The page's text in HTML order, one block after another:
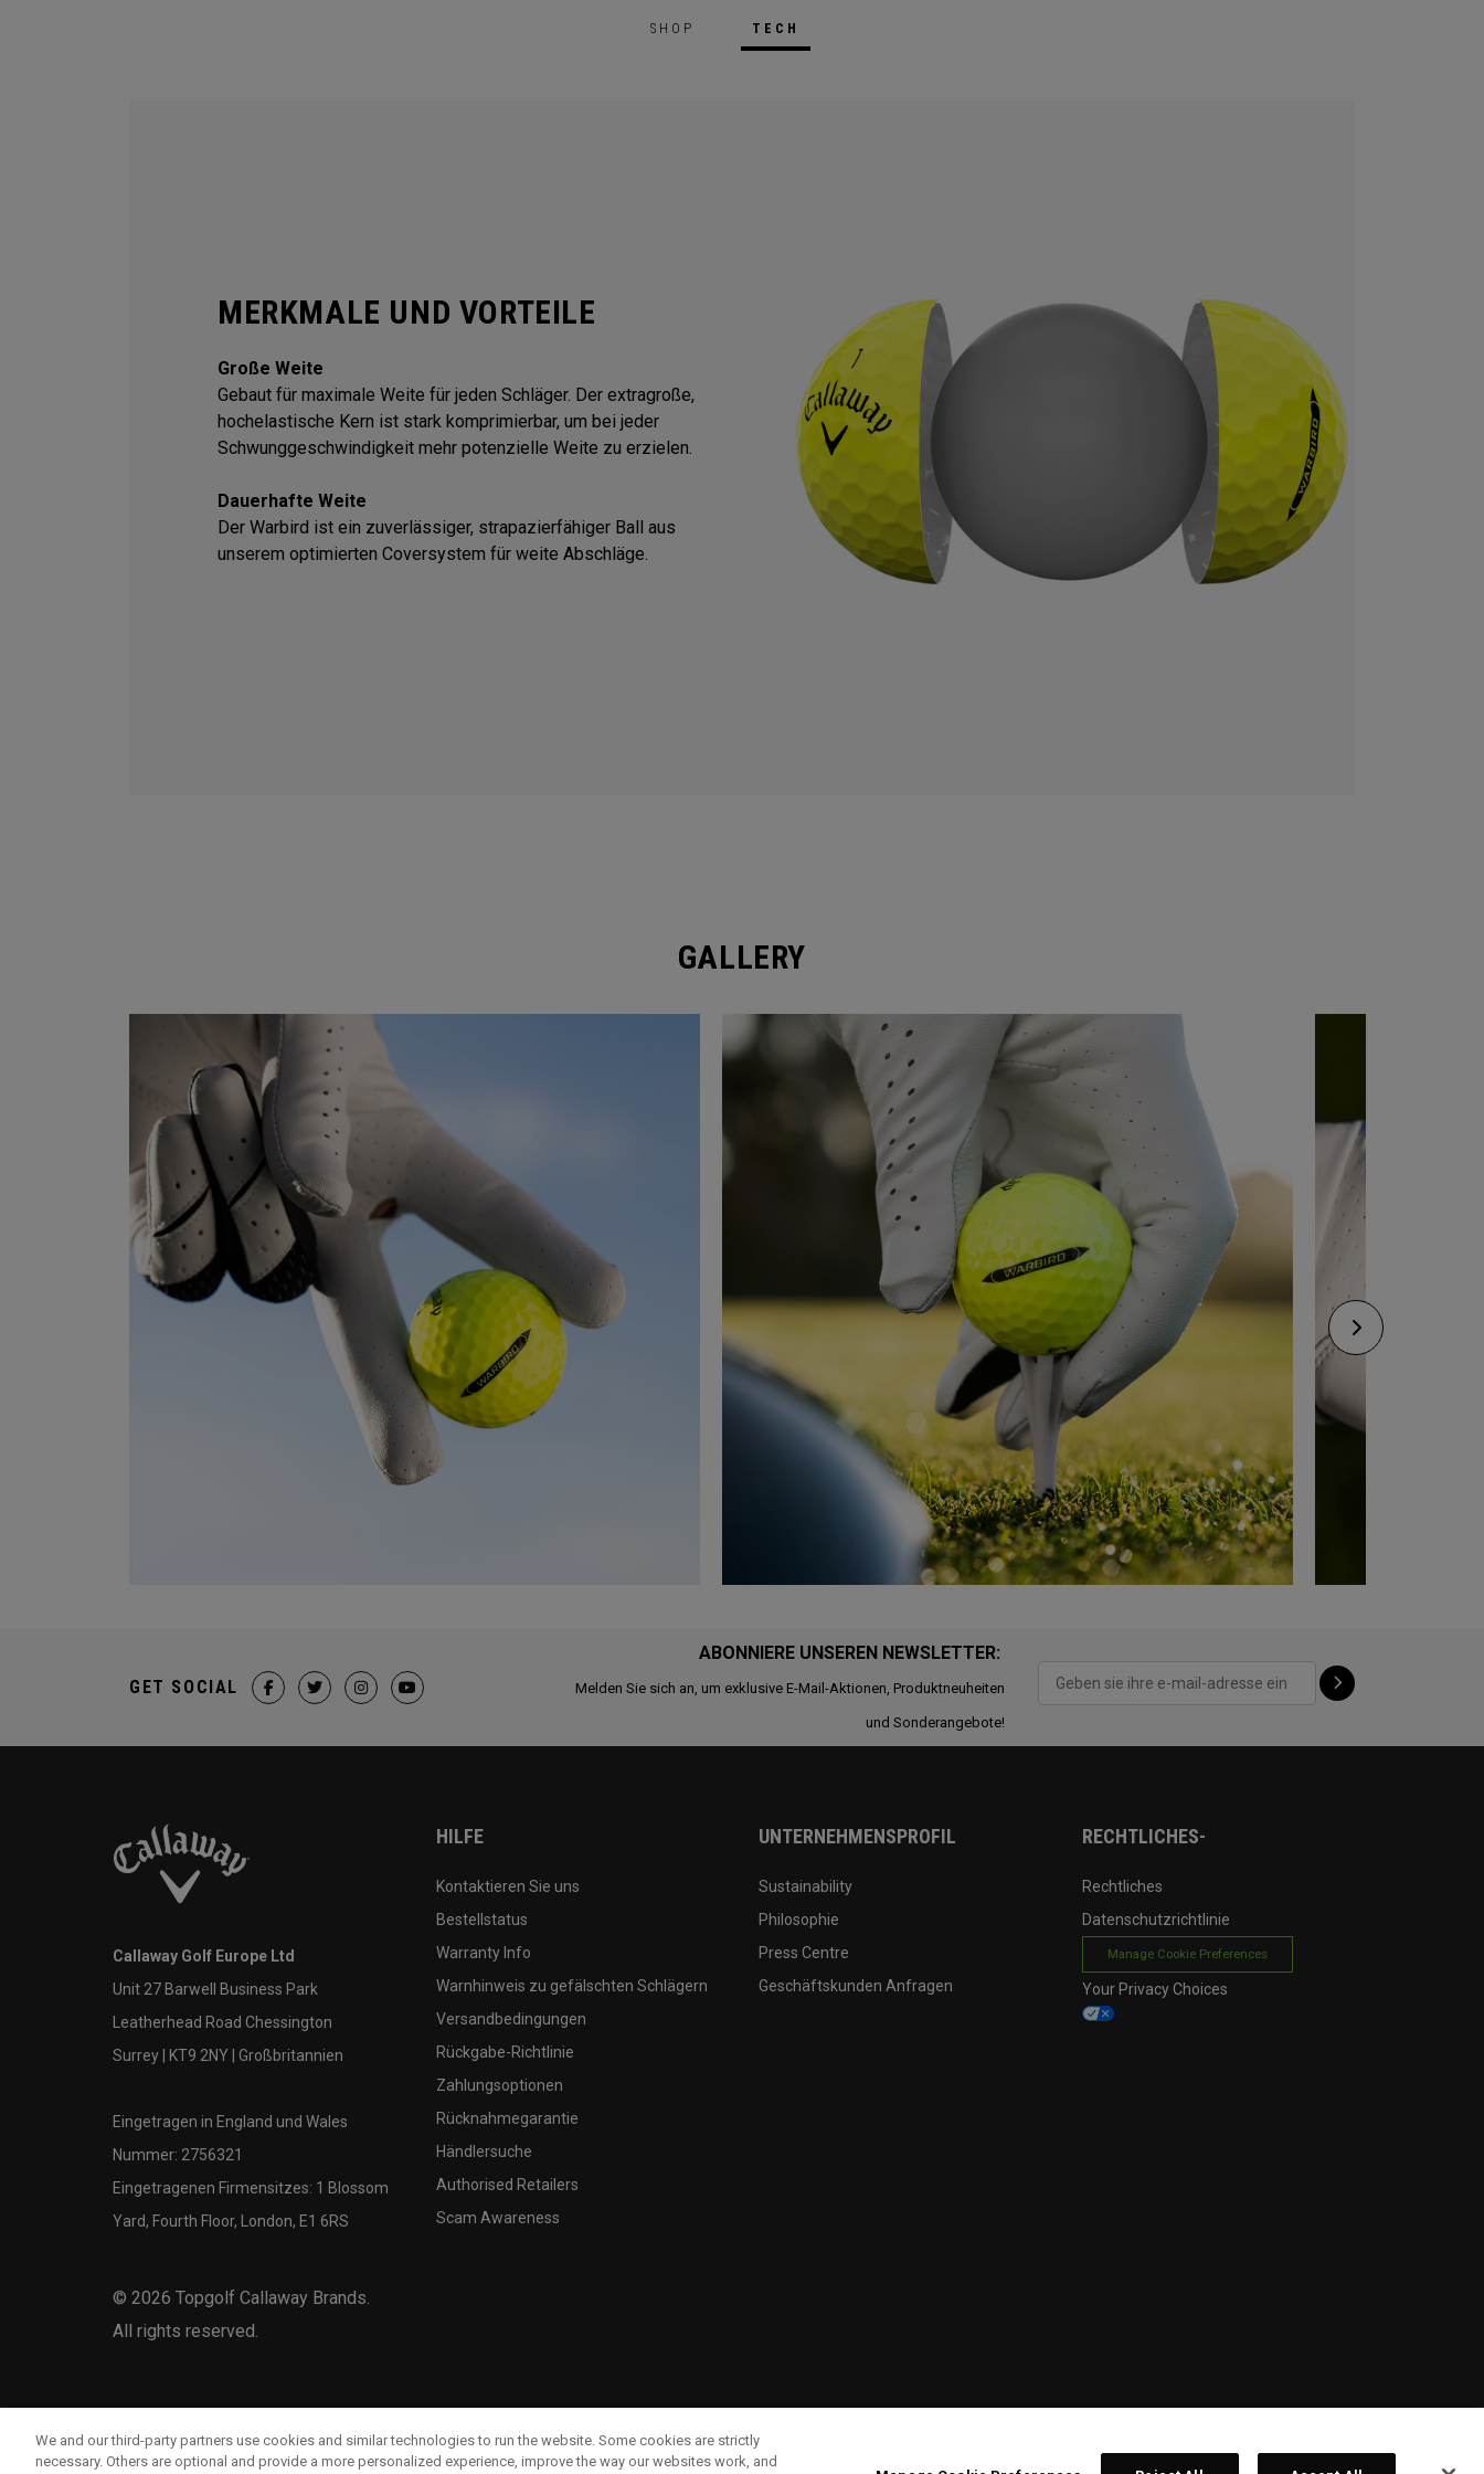
SHOP TECH
MERKMALE UND VORTEILE
Große Weite
Gebaut für maximale Weite für jeden Schläger. Der extragroße,
hochelastische Kern ist stark komprimierbar, um bei jeder
Schwunggeschwindigkeit mehr potenzielle Weite zu erzielen.
Dauerhafte Weite
Der Warbird ist ein zuverlässiger, strapazierfähiger Ball aus
unserem optimierten Coversystem für weite Abschläge.
GALLERY
ABONNIERE UNSEREN NEWSLETTER:
Melden Sie sich an, um exklusive E-Mail-Aktionen, Produktneuheiten
und Sonderangebote!
GET SOCIAL
Callaway Golf Europe Ltd
Unit 27 Barwell Business Park
Leatherhead Road Chessington
Surrey | KT9 2NY | Großbritannien
Eingetragen in England und Wales
Nummer: 2756321
Eingetragenen Firmensitzes: 1 Blossom
Yard, Fourth Floor, London, E1 6RS
© 2026 Topgolf Callaway Brands.
All rights reserved.
HILFE
Kontaktieren Sie uns
Bestellstatus
Warranty Info
Warnhinweis zu gefälschten Schlägern
Versandbedingungen
Rückgabe-Richtlinie
Zahlungsoptionen
Rücknahmegarantie
Händlersuche
Authorised Retailers
Scam Awareness
UNTERNEHMENSPROFIL
Sustainability
Philosophie
Press Centre
Geschäftskunden Anfragen
RECHTLICHES-
Rechtliches
Datenschutzrichtlinie
Manage Cookie Preferences
Your Privacy Choices
We and our third-party partners use cookies and similar technologies to run the website. Some cookies are strictly
necessary. Others are optional and provide a more personalized experience, improve the way our websites work, and